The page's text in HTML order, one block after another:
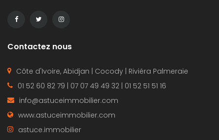
Contactez nous
Côte d'Ivoire, Abidjan | Cocody | Riviéra Palmeraie
01 52 60 82 79 | 07 07 49 49 32 | 01 52 51 51 16
info@astuceimmobilier.com
www.astuceimmobilier.com
astuce.immobilier